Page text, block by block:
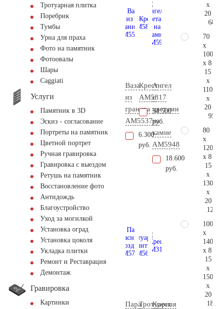
Тротуарная плитка
Поребрик
Тумбы
Урна для праха
Фото на памятник
Фотоовалы
Шары
Сaggiati
Услуги
Памятник в 3D
Эскиз - согласование
Портреты на памятник
Цветной портрет
Ручная гравировка
Гравировка с выездом
Ретушь на памятник
Восстановление фото
Антидождь
Благоустройство
Уход за могилкой
Установка оград
Установка цоколя
Укладка плитки
Ремонт и Реставрация
Демонтаж
Гравировка
Картинки
Ваза
из
гранита
AM5537
6.300
руб.
Крест
AM5817
34.500
руб.
Ангел
с
цветами
на
камне
AM5948
18.600
руб.
ПараТротуарная
Крест
x
20
70
x
100
x 8
15
x
110
x
20
80
x
120
x 8
15
x
130
x
20
100
x
140
x 8
15
x
150
x
20